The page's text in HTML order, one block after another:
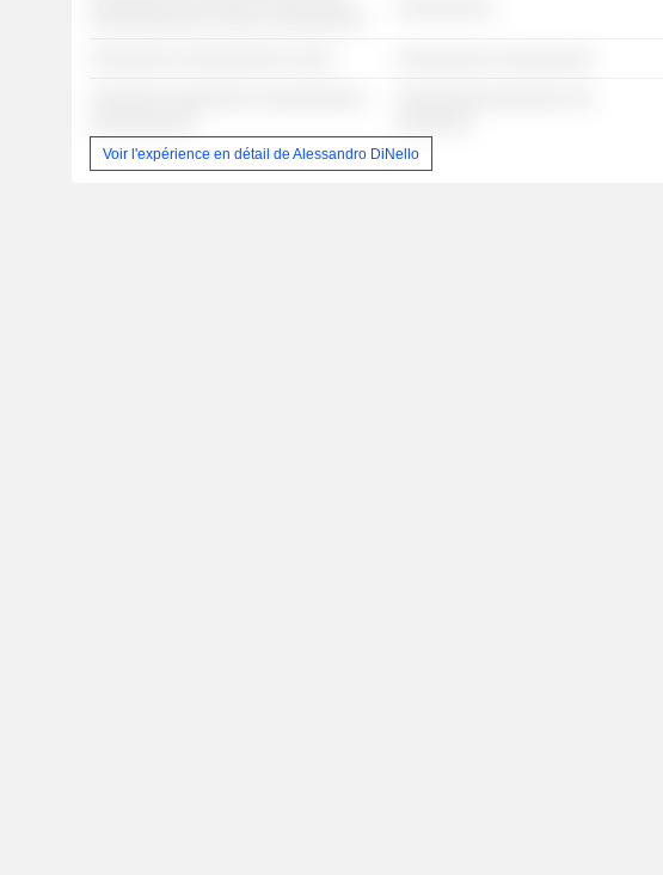
Voir l'expérience en détail de Alessandro DiNello